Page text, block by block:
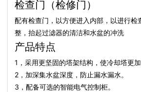
检查门（检修门）
配有检查门，以方便进入内部，以进行检
整，抬起过滤器的清洁和水盆的冲洗
产品特点
1，采用更坚固的塔架结构，使冷却塔更加
2，加深集水盆深度，防止漏水漏水。
3，配备可选的智能电气控制柜。